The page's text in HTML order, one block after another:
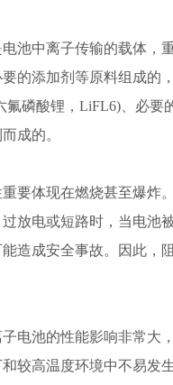
池中离子传输的载体，
的添加剂等原料组成的
氟磷酸锂，LiFL6)、必要
成的。
要体现在燃烧甚至爆炸
放电或短路时，当电池
造成安全事故。因此，
电池的性能影响非常大
较高温度环境中不易发